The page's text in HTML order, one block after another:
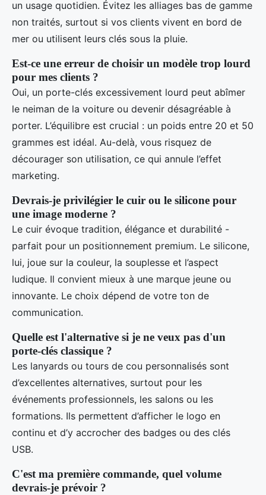
un usage quotidien. Évitez les alliages bas de gamme
non traités, surtout si vos clients vivent en bord de
mer ou utilisent leurs clés sous la pluie.
Est-ce une erreur de choisir un modèle trop lourd
pour mes clients ?
Oui, un porte-clés excessivement lourd peut abîmer
le neiman de la voiture ou devenir désagréable à
porter. L’équilibre est crucial : un poids entre 20 et 50
grammes est idéal. Au-delà, vous risquez de
décourager son utilisation, ce qui annule l’effet
marketing.
Devrais-je privilégier le cuir ou le silicone pour
une image moderne ?
Le cuir évoque tradition, élégance et durabilité -
parfait pour un positionnement premium. Le silicone,
lui, joue sur la couleur, la souplesse et l’aspect
ludique. Il convient mieux à une marque jeune ou
innovante. Le choix dépend de votre ton de
communication.
Quelle est l'alternative si je ne veux pas d'un
porte-clés classique ?
Les lanyards ou tours de cou personnalisés sont
d’excellentes alternatives, surtout pour les
événements professionnels, les salons ou les
formations. Ils permettent d’afficher le logo en
continu et d’y accrocher des badges ou des clés
USB.
C'est ma première commande, quel volume
devrais-je prévoir ?